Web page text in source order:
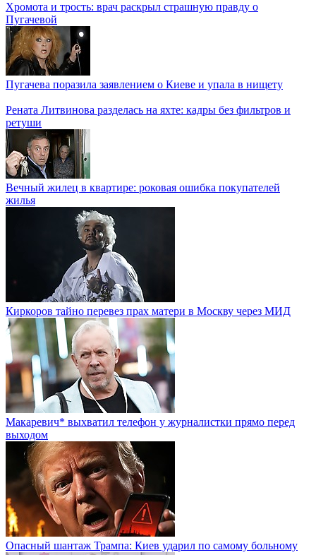
Хромота и трость: врач раскрыл страшную правду о
Пугачевой
Пугачева поразила заявлением о Киеве и упала в нищету
Рената Литвинова разделась на яхте: кадры без фильтров и
ретуши
Вечный жилец в квартире: роковая ошибка покупателей
жилья
Киркоров тайно перевез прах матери в Москву через МИД
Макаревич* выхватил телефон у журналистки прямо перед
выходом
Опасный шантаж Трампа: Киев ударил по самому больному